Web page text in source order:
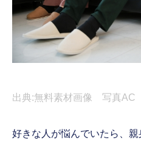
出典:無料素材画像 写真AC
好きな人が悩んでいたら、